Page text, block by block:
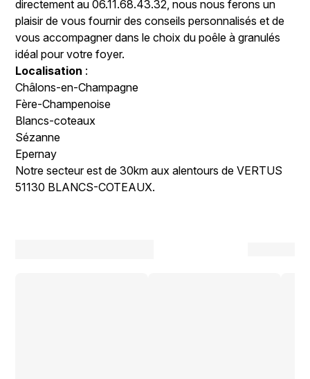
directement au 06.11.68.43.32, nous nous ferons un
plaisir de vous fournir des conseils personnalisés et de
vous accompagner dans le choix du poêle à granulés
idéal pour votre foyer.
Localisation :
Châlons-en-Champagne
Fère-Champenoise
Blancs-coteaux
Sézanne
Epernay
Notre secteur est de 30km aux alentours de VERTUS
51130 BLANCS-COTEAUX.